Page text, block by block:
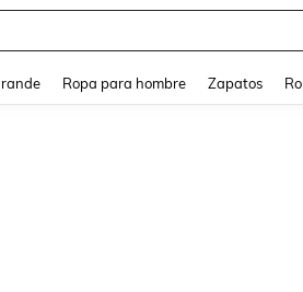
Ropa para hombre Zapatos